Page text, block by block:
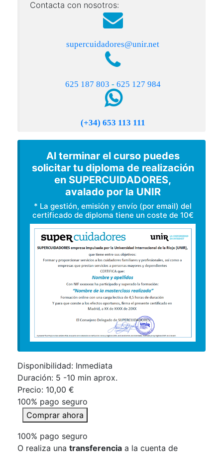
Contacta con nosotros:
supercuidadores@unir.net
625 187 803 - 625 127 984
(+34) 653 113 111
Al terminar el curso puedes
solicitar tu diploma de realización
en SUPERCUIDADORES,
avalado por la UNIR
* La gestión, emisión y envío (por email) del
certificado de diploma tiene un coste de 10€
Disponibilidad: Inmediata
Duración: 5 -10 min aprox.
Precio: 10,00 €
100% pago seguro
Comprar ahora
100% pago seguro
O realiza una transferencia a la cuenta de